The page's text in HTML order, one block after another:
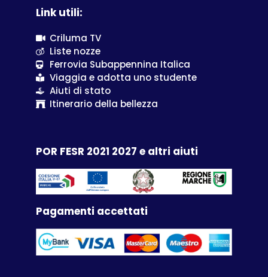
Link utili:
Criluma TV
Liste nozze
Ferrovia Subappennina Italica
Viaggia e adotta uno studente
Aiuti di stato
Itinerario della bellezza
POR FESR 2021 2027 e altri aiuti
Pagamenti accettati